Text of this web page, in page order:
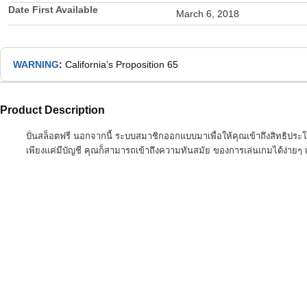
Date First Available March 6, 2018
WARNING: California’s Proposition 65
Product Description
ปั่นสล็อตฟรี นอกจากนี้ ระบบสมาชิกออกแบบมาเพื่อให้คุณเข้าถึงสิทธิปร
เพียงแค่มีบัญชี คุณก็สามารถเข้าถึงความทันสมัย ของการเล่นเกมได้ง่ายๆ